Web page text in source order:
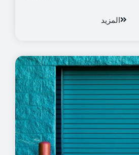
المزيد